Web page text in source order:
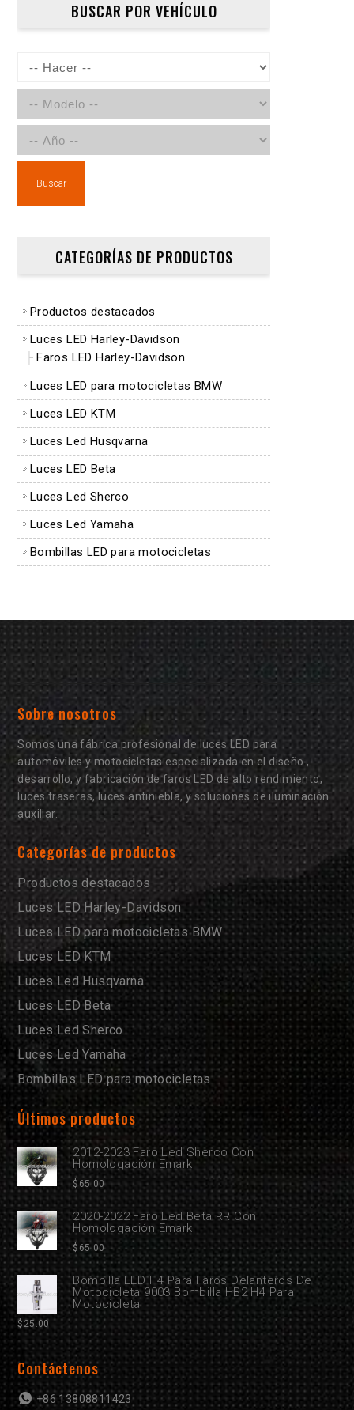
BUSCAR POR VEHÍCULO
Buscar
CATEGORÍAS DE PRODUCTOS
Productos destacados
Luces LED Harley-Davidson
Faros LED Harley-Davidson
Luces LED para motocicletas BMW
Luces LED KTM
Luces Led Husqvarna
Luces LED Beta
Luces Led Sherco
Luces Led Yamaha
Bombillas LED para motocicletas
Sobre nosotros
Somos una fábrica profesional de luces LED para
automóviles y motocicletas especializada en el diseño.,
desarrollo, y fabricación de faros LED de alto rendimiento,
luces traseras, luces antiniebla, y soluciones de iluminación
auxiliar.
Categorías de productos
Productos destacados
Luces LED Harley-Davidson
Luces LED para motocicletas BMW
Luces LED KTM
Luces Led Husqvarna
Luces LED Beta
Luces Led Sherco
Luces Led Yamaha
Bombillas LED para motocicletas
Últimos productos
2012-2023 Faro Led Sherco Con
Homologación Emark
$ 65.00
2020-2022 Faro Led Beta RR Con
Homologación Emark
$ 65.00
Bombilla LED H4 Para Faros Delanteros De
Motocicleta 9003 Bombilla HB2 H4 Para
Motocicleta
$25.00
Contáctenos
+86 13808811423